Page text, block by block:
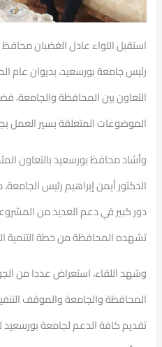
استقبل اللواء عادل الغضبان محافظ
رئيس جامعة بورسعيد، بديوان عام
التعاون بين المحافظة
الموضوعات المتعلقة بسير العمل
وأشاد محافظ بورسعيد بالتعاون
الدكتور أيمن إبراهيم رئيس
دور كبير في دعم العديد من
تشهده المحافظة من خطة التنمية
وشهد اللقاء، استعراض عددا من
المحافظة والجامعة والموقف
تقديم كافة الدعم لجامعة بورسعيد